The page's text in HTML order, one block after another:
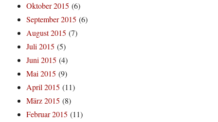
Oktober 2015 (6)
September 2015 (6)
August 2015 (7)
Juli 2015 (5)
Juni 2015 (4)
Mai 2015 (9)
April 2015 (11)
März 2015 (8)
Februar 2015 (11)